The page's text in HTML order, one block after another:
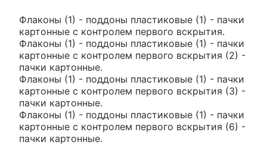
Флаконы (1) - поддоны пластиковые (1) - пачки
картонные с контролем первого вскрытия.
Флаконы (1) - поддоны пластиковые (1) - пачки
картонные с контролем первого вскрытия (2) -
пачки картонные.
Флаконы (1) - поддоны пластиковые (1) - пачки
картонные с контролем первого вскрытия (3) -
пачки картонные.
Флаконы (1) - поддоны пластиковые (1) - пачки
картонные с контролем первого вскрытия (6) -
пачки картонные.